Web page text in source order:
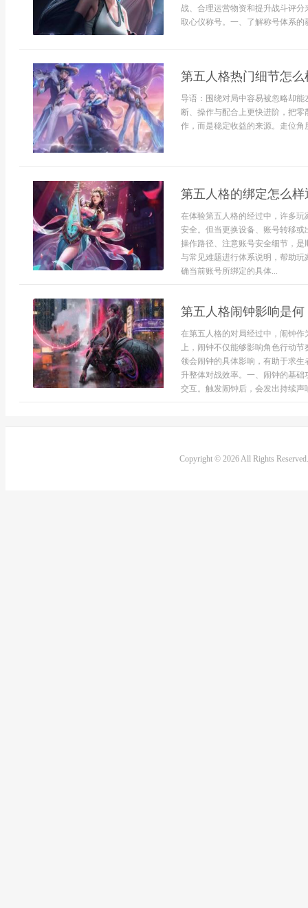
战、合理运营物资和提升战斗评
取心仪称号。一、了解称号体系的
第五人格热门细节怎么
导语：围绕对局中容易被忽略却
断、操作与配合上更快进阶，把
作，而是稳定收益的来源。走位角
第五人格的绑定怎么样
在体验第五人格的经过中，许多
安全。但当更换设备、账号转移
操作路径、注意账号安全细节，
与常见难题进行体系说明，帮助
确当前账号所绑定的具体...
第五人格闹钟影响是何
在第五人格的对局经过中，闹钟
上，闹钟不仅能够影响角色行动
领会闹钟的具体影响，有助于求
升整体对战效率。一、闹钟的基
交互。触发闹钟后，会发出持续声
Copyright © 2026 All Rights